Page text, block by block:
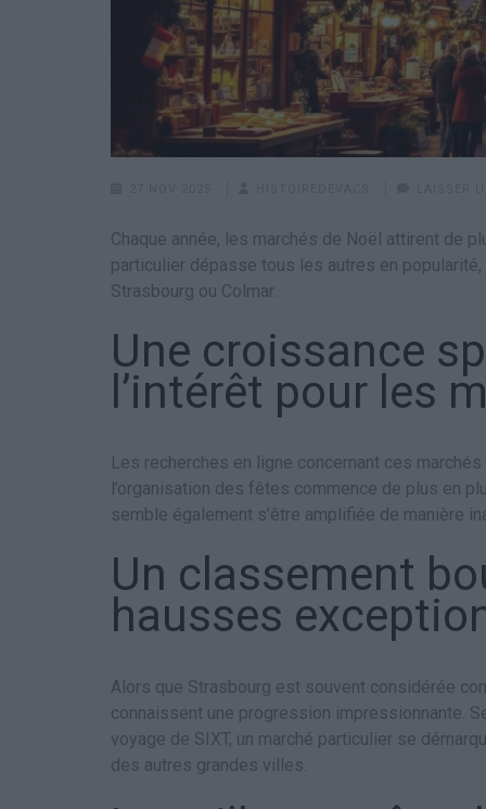
Chaque année, les marchés de Noël attirent de
particulier dépasse tous les autres en
Strasbourg ou Colmar.
Une croissance
l’intérêt pour les
Les recherches en ligne concernant ces
l’organisation des fêtes commence de plus en
semble également s’être amplifiée de manière
Un classement
hausses
Alors que Strasbourg est souvent considérée
connaissent une progression impressionnante.
voyage de SIXT, un marché particulier se
des autres grandes villes.